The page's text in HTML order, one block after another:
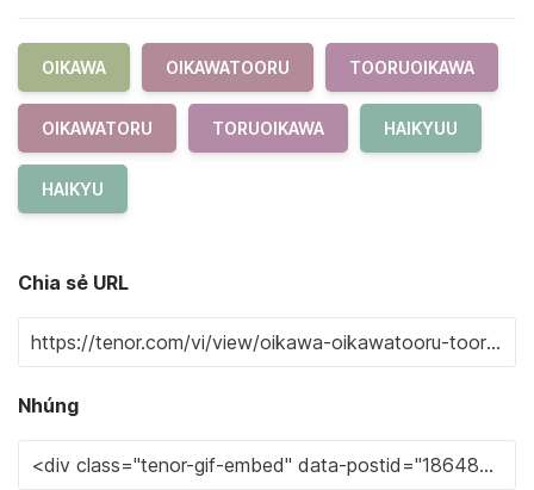
OIKAWA OIKAWATOORU TOORUOIKAWA
OIKAWATORU TORUOIKAWA HAIKYUU
HAIKYU
Chia sẻ URL
Nhúng